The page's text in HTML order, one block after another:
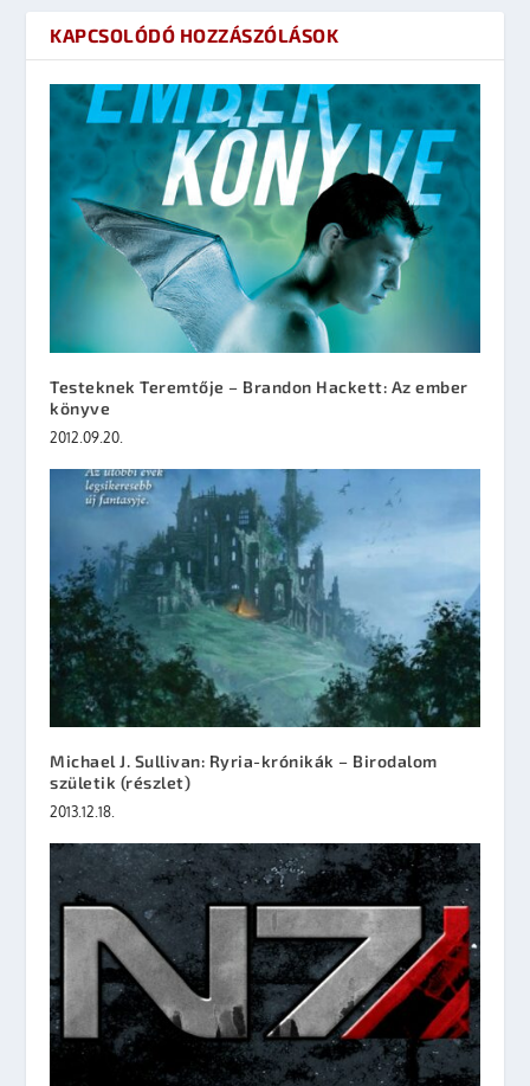
KAPCSOLÓDÓ HOZZÁSZÓLÁSOK
Testeknek Teremtője – Brandon Hackett: Az ember
könyve
2012.09.20.
Michael J. Sullivan: Ryria-krónikák – Birodalom
születik (részlet)
2013.12.18.